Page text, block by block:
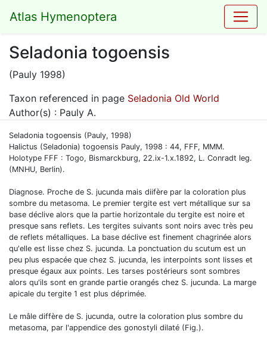
Atlas Hymenoptera
Seladonia togoensis
(Pauly 1998)
Taxon referenced in page Seladonia Old World
Author(s) : Pauly A.
Seladonia togoensis (Pauly, 1998)
Halictus (Seladonia) togoensis Pauly, 1998 : 44, FFF, MMM.
Holotype FFF : Togo, Bismarckburg, 22.ix-1.x.1892, L. Conradt leg.
(MNHU, Berlin).
Diagnose. Proche de S. jucunda mais diifère par la coloration plus
sombre du metasoma. Le premier tergite est vert métallique sur sa
base déclive alors que la partie horizontale du tergite est noire et
presque sans reflets. Les tergites suivants sont noirs avec très peu
de reflets métalliques. La base déclive est finement chagrinée alors
qu'elle est lisse chez S. jucunda. La ponctuation du scutum est un
peu plus espacée que chez S. jucunda, les interpoints sont lisses et
presque égaux aux points. Les tarses postérieurs sont sombres
alors qu'ils sont en grande partie orangés chez S. jucunda. La marge
apicale du tergite 1 est plus déprimée.
Le mâle diffère de S. jucunda, outre la coloration plus sombre du
metasoma, par l'appendice des gonostyli dilaté (Fig.).